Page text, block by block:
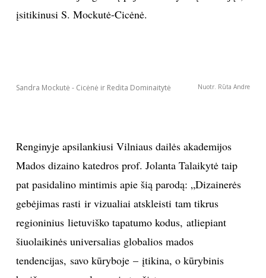
įsitikinusi S. Mockutė-Cicėnė.
Sandra Mockutė - Cicėnė ir Redita Dominaitytė Nuotr. Rūta Andre
Renginyje apsilankiusi Vilniaus dailės akademijos
Mados dizaino katedros prof. Jolanta Talaikytė taip
pat pasidalino mintimis apie šią parodą: „Dizainerės
gebėjimas rasti ir vizualiai atskleisti tam tikrus
regioninius lietuviško tapatumo kodus, atliepiant
šiuolaikinės universalias globalios mados
tendencijas, savo kūryboje – įtikina, o kūrybinis